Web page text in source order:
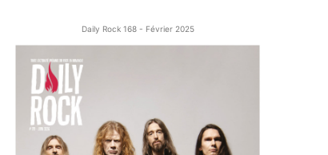
Daily Rock 168 - Février 2025